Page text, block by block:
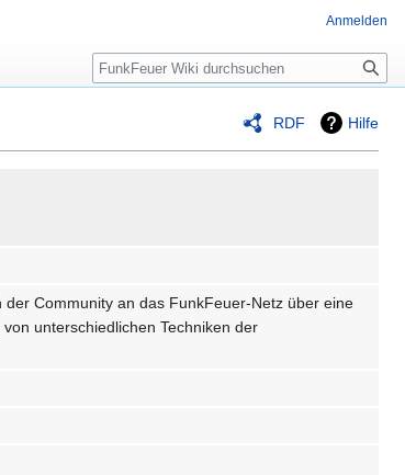
RDF Hilfe
Community an das FunkFeuer-Netz über eine
unterschiedlichen Techniken der
Anmelden
Suche